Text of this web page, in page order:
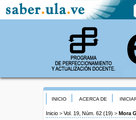
INICIO ACERCA DE
Inicio > Vol. 19, Núm. 62 (19) > Mora